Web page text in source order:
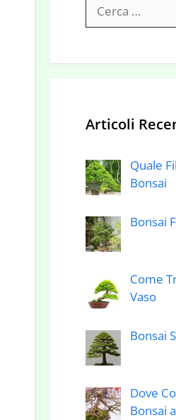
per:
Articoli
Quale
Bonsai
Bonsai
Come
Vaso
Bonsai
Dove
Bonsai